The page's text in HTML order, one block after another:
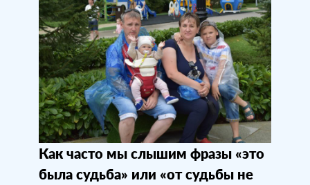
Как часто мы слышим фразы «это
была судьба» или «от судьбы не